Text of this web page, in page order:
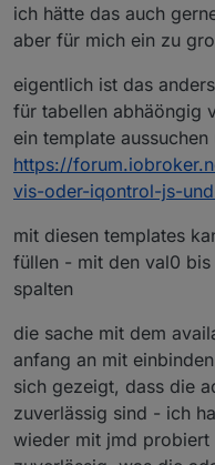
voltage
Sry bin
wenn
Danke
ich hätte das auch
aber für mich ein zu
eigentlich ist das
für tabellen abhäöngig
ein template
https://
vis-oder-iqontrol-js-
mit diesen templates
füllen - mit den val0
spalten
die sache mit dem
anfang an mit
sich gezeigt, dass die
zuverlässig sind - ich
wieder mit jmd